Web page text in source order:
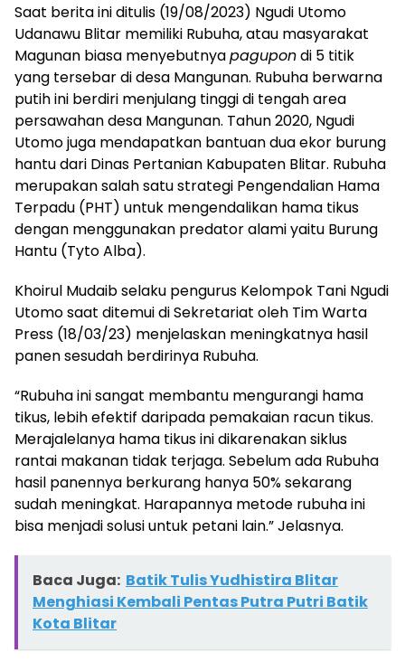
Saat berita ini ditulis (19/08/2023) Ngudi Utomo
Udanawu Blitar memiliki Rubuha, atau masyarakat
Magunan biasa menyebutnyapagupondi 5 titik
yang tersebar di desa Mangunan. Rubuha berwarna
putih ini berdiri menjulang tinggi di tengah area
persawahan desa Mangunan. Tahun 2020, Ngudi
Utomo juga mendapatkan bantuan dua ekor burung
hantu dari Dinas Pertanian Kabupaten Blitar. Rubuha
merupakan salah satu strategi Pengendalian Hama
Terpadu (PHT) untuk mengendalikan hama tikus
dengan menggunakan predator alami yaitu Burung
Hantu (Tyto Alba).
Khoirul Mudaib selaku pengurus Kelompok Tani Ngudi
Utomo saat ditemui di Sekretariat oleh Tim Warta
Press (18/03/23) menjelaskan meningkatnya hasil
panen sesudah berdirinya Rubuha.
“Rubuha ini sangat membantu mengurangi hama
tikus, lebih efektif daripada pemakaian racun tikus.
Merajalelanya hama tikus ini dikarenakan siklus
rantai makanan tidak terjaga. Sebelum ada Rubuha
hasil panennya berkurang hanya 50% sekarang
sudah meningkat. Harapannya metode rubuha ini
bisa menjadi solusi untuk petani lain.” Jelasnya.
Baca Juga: Batik Tulis Yudhistira Blitar
Menghiasi Kembali Pentas Putra Putri Batik
Kota Blitar